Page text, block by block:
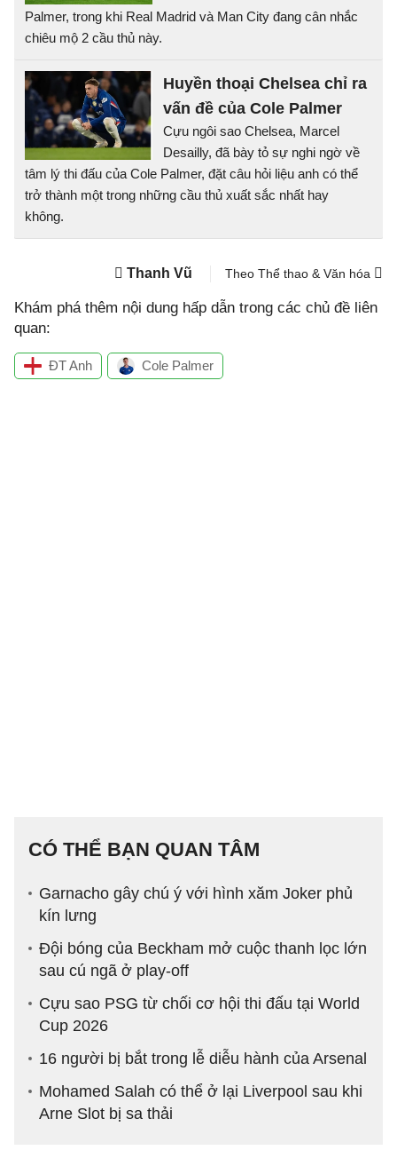
Palmer, trong khi Real Madrid và Man City đang cân nhắc
chiêu mộ 2 cầu thủ này.
Huyền thoại Chelsea chỉ ra
vấn đề của Cole Palmer
Cựu ngôi sao Chelsea, Marcel
Desailly, đã bày tỏ sự nghi ngờ về
tâm lý thi đấu của Cole Palmer, đặt câu hỏi liệu anh có thể
trở thành một trong những cầu thủ xuất sắc nhất hay
không.
Thanh Vũ Theo Thể thao & Văn hóa
Khám phá thêm nội dung hấp dẫn trong các chủ đề liên
quan:
ĐT Anh Cole Palmer
CÓ THỂ BẠN QUAN TÂM
Garnacho gây chú ý với hình xăm Joker phủ
kín lưng
Đội bóng của Beckham mở cuộc thanh lọc lớn
sau cú ngã ở play-off
Cựu sao PSG từ chối cơ hội thi đấu tại World
Cup 2026
16 người bị bắt trong lễ diễu hành của Arsenal
Mohamed Salah có thể ở lại Liverpool sau khi
Arne Slot bị sa thải